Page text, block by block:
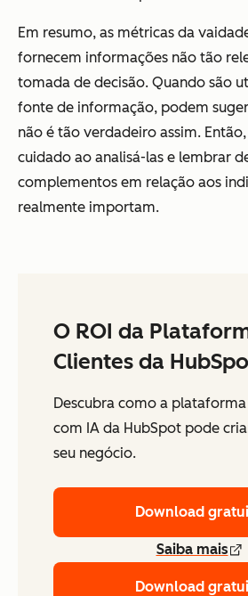
Em resumo, as métricas da
fornecem informações não tão
tomada de decisão. Quando são
fonte de informação, podem
não é tão verdadeiro assim.
cuidado ao analisá-las e lembrar
complementos em relação aos
realmente importam.
O ROI da
Clientes da
Descubra como a
com IA da HubSpot pode
seu negócio.
Download
Saiba mais
Download